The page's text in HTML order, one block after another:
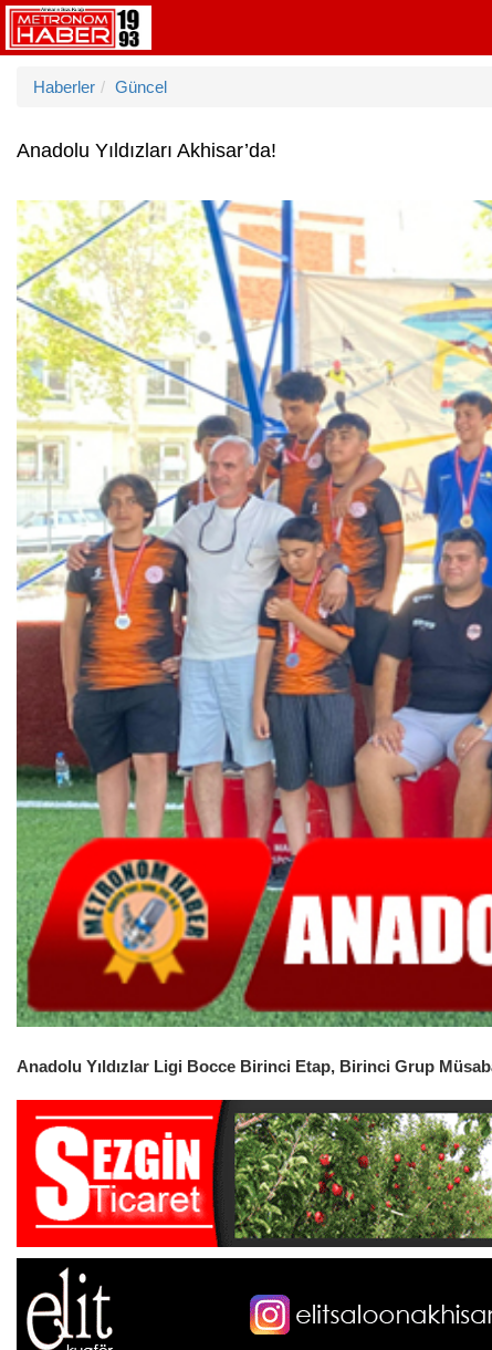
Haberler Güncel
Anadolu Yıldızları Akhisar’da!
Anadolu Yıldızlar Ligi Bocce Birinci Etap, Birinci Grup